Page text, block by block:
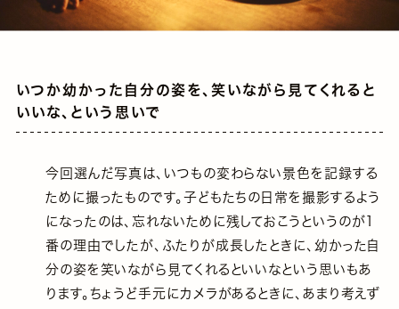
いつか幼かった自分の姿を、笑いながら見てくれると
いいな、という思いで
今回選んだ写真は、いつもの変わらない景色を記録する
ために撮ったものです。子どもたちの日常を撮影するよう
になったのは、忘れないために残しておこうというのが1
番の理由でしたが、ふたりが成長したときに、幼かった自
分の姿を笑いながら見てくれるといいなという思いもあ
ります。ちょうど手元にカメラがあるときに、あまり考えず